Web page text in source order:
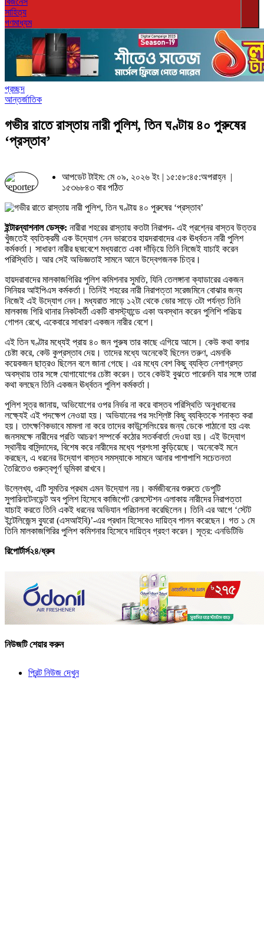
সাহিত্য
গণমাধ্যম
প্রচ্ছদ
আন্তর্জাতিক
গভীর রাতে রাস্তায় নারী পুলিশ, তিন ঘণ্টায় ৪০ পুরুষের
‘প্রস্তাব’
আপডেট টাইম: মে ০৯, ২০২৬ ইং | ১৫:৫৮:৪৫:অপরাহ্ন |
১৫৩৬৮৪৩ বার পঠিত
ইন্টারন্যাশনাল ডেস্ক: নারীরা শহরের রাস্তায় কতটা নিরাপদ- এই প্রশ্নের বাস্তব উত্তর
খুঁজতেই ব্যতিক্রমী এক উদ্যোগ নেন ভারতের হায়দরাবাদের এক ঊর্ধ্বতন নারী পুলিশ
কর্মকর্তা। সাধারণ নারীর ছদ্মবেশে মধ্যরাতে একা দাঁড়িয়ে তিনি নিজেই যাচাই করেন
পরিস্থিতি। আর সেই অভিজ্ঞতাই সামনে আনে উদ্বেগজনক চিত্র।
হায়দরাবাদের মালকাজগিরির পুলিশ কমিশনার সুমতি, যিনি তেলঙ্গানা ক্যাডারের একজন
সিনিয়র আইপিএস কর্মকর্তা। তিনিই শহরের নারী নিরাপত্তা সরেজমিনে বোঝার জন্য
নিজেই এই উদ্যোগ নেন। মধ্যরাত সাড়ে ১২টা থেকে ভোর সাড়ে ৩টা পর্যন্ত তিনি
মালকাজ গিরি থানার নিকটবর্তী একটি বাসস্ট্যান্ডে একা অবস্থান করেন পুলিশি পরিচয়
গোপন রেখে, একেবারে সাধারণ একজন নারীর বেশে।
এই তিন ঘণ্টার মধ্যেই প্রায় ৪০ জন পুরুষ তার কাছে এগিয়ে আসে। কেউ কথা বলার
চেষ্টা করে, কেউ কুপ্রস্তাব দেয়। তাদের মধ্যে অনেকেই ছিলেন তরুণ, এমনকি
কয়েকজন ছাত্রও ছিলেন বলে জানা গেছে। এর মধ্যে বেশ কিছু ব্যক্তি নেশাগ্রস্ত
অবস্থায় তার সঙ্গে যোগাযোগের চেষ্টা করেন। তবে কেউই বুঝতে পারেননি যার সঙ্গে তারা
কথা বলছেন তিনি একজন ঊর্ধ্বতন পুলিশ কর্মকর্তা।
পুলিশ সূত্র জানায়, অভিযোগের ওপর নির্ভর না করে বাস্তব পরিস্থিতি অনুধাবনের
লক্ষ্যেই এই পদক্ষেপ নেওয়া হয়। অভিযানের পর সংশ্লিষ্ট কিছু ব্যক্তিকে শনাক্ত করা
হয়। তাৎক্ষণিকভাবে মামলা না করে তাদের কাউন্সেলিংয়ের জন্য ডেকে পাঠানো হয় এবং
জনসমক্ষে নারীদের প্রতি আচরণ সম্পর্কে কঠোর সতর্কবার্তা দেওয়া হয়। এই উদ্যোগ
স্থানীয় বাসিন্দাদের, বিশেষ করে নারীদের মধ্যে প্রশংসা কুড়িয়েছে। অনেকেই মনে
করছেন, এ ধরনের উদ্যোগ বাস্তব সমস্যাকে সামনে আনার পাশাপাশি সচেতনতা
তৈরিতেও গুরুত্বপূর্ণ ভূমিকা রাখবে।
উল্লেখ্য, এটি সুমতির প্রথম এমন উদ্যোগ নয়। কর্মজীবনের শুরুতে ডেপুটি
সুপারিনটেনডেন্ট অব পুলিশ হিসেবে কাজিপেট রেলস্টেশন এলাকায় নারীদের নিরাপত্তা
যাচাই করতে তিনি একই ধরনের অভিযান পরিচালনা করেছিলেন। তিনি এর আগে ‘স্টেট
ইন্টেলিজেন্স ব্যুরো (এসআইবি)’-এর প্রধান হিসেবেও দায়িত্ব পালন করেছেন। গত ১ মে
তিনি মালকাজগিরির পুলিশ কমিশনার হিসেবে দায়িত্ব গ্রহণ করেন। সূত্র: এনডিটিভি
রিপোর্টার্স২৪/ধ্রুব
নিউজটি শেয়ার করুন
প্রিন্ট নিউজ দেখুন